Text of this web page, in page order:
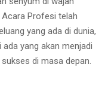
Profesi telah
yang ada di dunia,
yang akan menjadi
di masa depan.